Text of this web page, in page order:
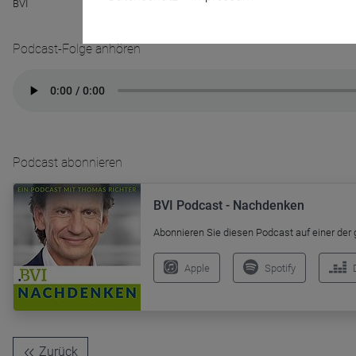
BVI
Podcast-Folge anhören
Podcast abonnieren
BVI Podcast - Nachdenken
Abonnieren Sie diesen Podcast auf einer
Apple Spotify
Zurück
Ablauf